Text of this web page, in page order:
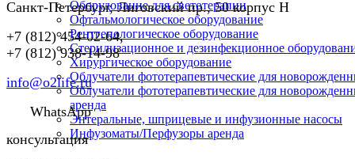
Оборудование для светотерапии
Офтальмологическое оборудование
Рентгенологическое оборудование
Стерилизационное и дезинфекционное
Хирургическое оборудование
Облучатели фототерапевтические для
Облучатели фототерапевтические для
аренда
Энтеральные, шприцевые и инфузионные насосы
Инфузоматы/Перфузоры аренда
Санкт-Петербург,Лиговский пр., 50 корпус Н
+7 (812) 454-02-64,
+7 (812) 938-14-98
info@o2life.ru
WhatsApp
консультация